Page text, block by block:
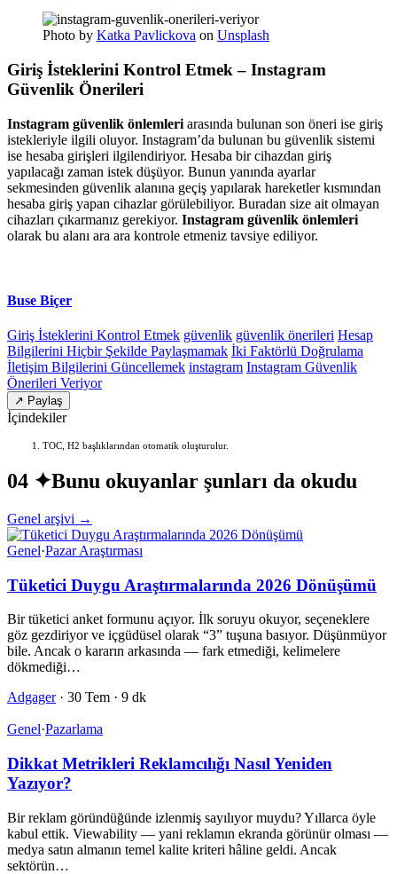
Photo by Katka Pavlickova on Unsplash
Giriş İsteklerini Kontrol Etmek – Instagram
Güvenlik Önerileri
Instagram güvenlik önlemleri arasında bulunan son öneri ise giriş
istekleriyle ilgili oluyor. Instagram’da bulunan bu güvenlik sistemi
ise hesaba girişleri ilgilendiriyor. Hesaba bir cihazdan giriş
yapılacağı zaman istek düşüyor. Bunun yanında ayarlar
sekmesinden güvenlik alanına geçiş yapılarak hareketler kısmından
hesaba giriş yapan cihazlar görülebiliyor. Buradan size ait olmayan
cihazları çıkarmanız gerekiyor. Instagram güvenlik önlemleri
olarak bu alanı ara ara kontrole etmeniz tavsiye ediliyor.
Buse Biçer
Giriş İsteklerini Kontrol Etmek güvenlik güvenlik önerileri Hesap
Bilgilerini Hiçbir Şekilde Paylaşmamak İki Faktörlü Doğrulama
İletişim Bilgilerini Güncellemek instagram Instagram Güvenlik
Önerileri Veriyor
↗ Paylaş
İçindekiler
TOC, H2 başlıklarından otomatik oluşturulur.
04 ✦Bunu okuyanlar şunları da okudu
Genel arşivi →
Genel·Pazar Araştırması
Tüketici Duygu Araştırmalarında 2026 Dönüşümü
Bir tüketici anket formunu açıyor. İlk soruyu okuyor, seçeneklere
göz gezdiriyor ve içgüdüsel olarak “3” tuşuna basıyor. Düşünmüyor
bile. Ancak o kararın arkasında — fark etmediği, kelimelere
dökmediği…
Adgager · 30 Tem · 9 dk
Genel·Pazarlama
Dikkat Metrikleri Reklamcılığı Nasıl Yeniden
Yazıyor?
Bir reklam göründüğünde izlenmiş sayılıyor muydu? Yıllarca öyle
kabul ettik. Viewability — yani reklamın ekranda görünür olması —
medya satın almanın temel kalite kriteri hâline geldi. Ancak
sektörün…